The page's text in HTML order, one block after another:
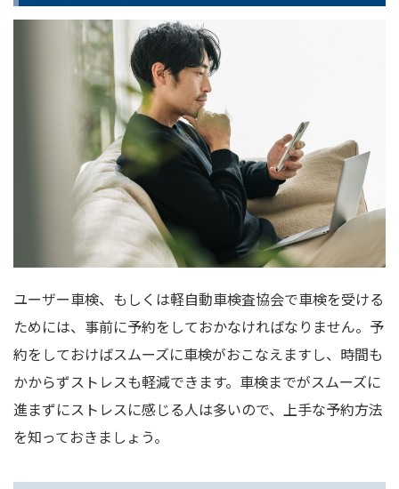
ユーザー車検、もしくは軽自動車検査協会で車検を受ける
ためには、事前に予約をしておかなければなりません。予
約をしておけばスムーズに車検がおこなえますし、時間も
かからずストレスも軽減できます。車検までがスムーズに
進まずにストレスに感じる人は多いので、上手な予約方法
を知っておきましょう。